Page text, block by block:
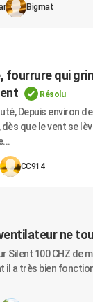
Bigmat
fourrure qui
Résolu
Depuis environ
dès que le vent se
CC914
ne
Silent 100 CHZ de
il a très bien